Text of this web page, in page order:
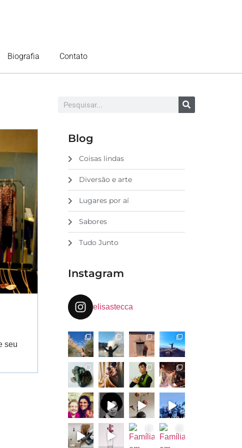
Biografia Contato
seu
Blog
Coisas lindas
Diversão e arte
Lugares por aí
Sabores
Tudo Junto
Instagram
elisastecca